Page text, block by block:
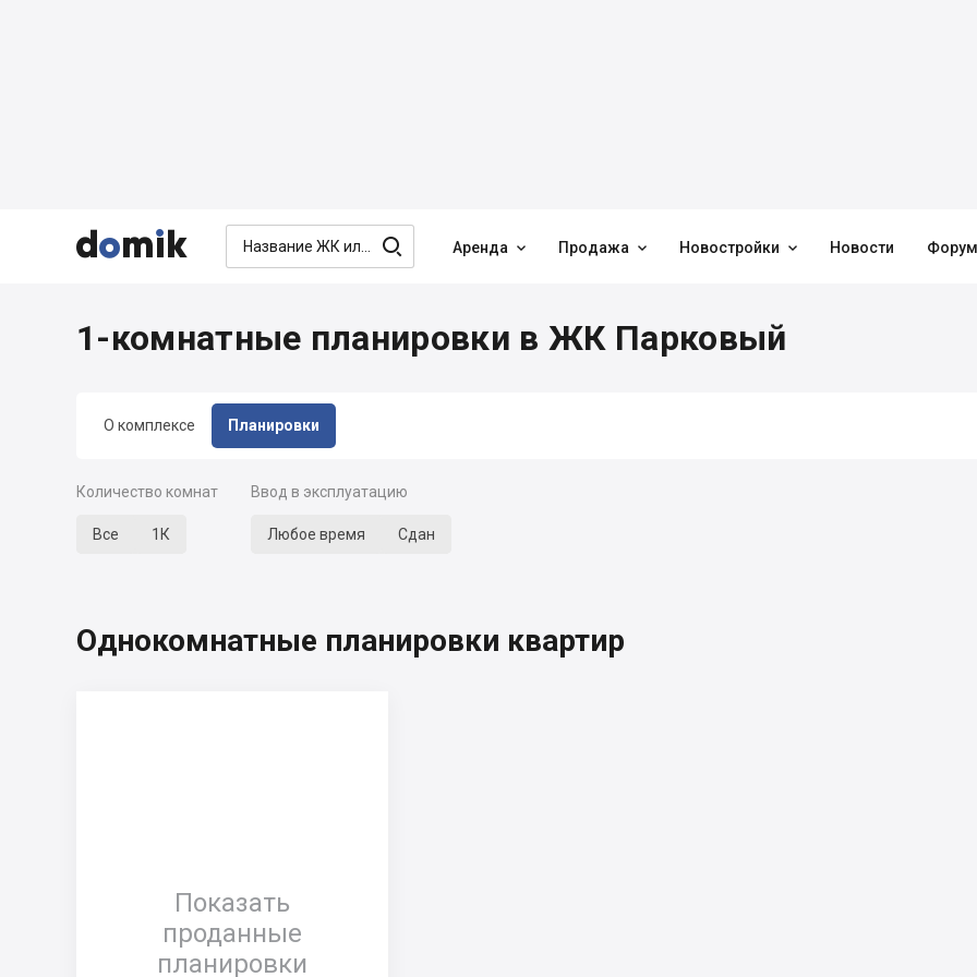


  Аренда  Продажа  Новостройки  Новости Форум
О комплексе Планировки
1-комнатные планировки в ЖК Парковый
Количество комнат
Все 1К
Ввод в эксплуатацию
Любое время Сдан
Однокомнатные планировки квартир
Показать
проданные
планировки